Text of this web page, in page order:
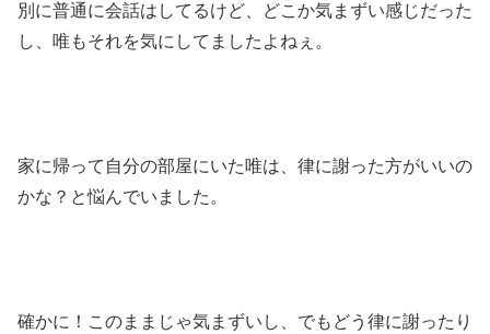
別に普通に会話はしてるけど、どこか気まずい感じだった
し、唯もそれを気にしてましたよねぇ。
家に帰って自分の部屋にいた唯は、律に謝った方がいいの
かな？と悩んでいました。
確かに！このままじゃ気まずいし、でもどう律に謝ったり